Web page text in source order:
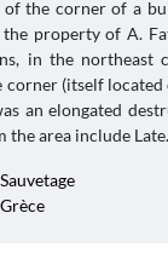
of the corner of a
property of A.
in the northeast
(itself
an elongated
the area include